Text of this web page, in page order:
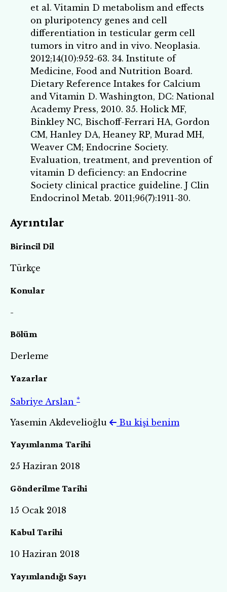
et al. Vitamin D metabolism and effects
on pluripotency genes and cell
differentiation in testicular germ cell
tumors in vitro and in vivo. Neoplasia.
2012;14(10):952-63. 34. Institute of
Medicine, Food and Nutrition Board.
Dietary Reference Intakes for Calcium
and Vitamin D. Washington, DC: National
Academy Press, 2010. 35. Holick MF,
Binkley NC, Bischoff-Ferrari HA, Gordon
CM, Hanley DA, Heaney RP, Murad MH,
Weaver CM; Endocrine Society.
Evaluation, treatment, and prevention of
vitamin D deficiency: an Endocrine
Society clinical practice guideline. J Clin
Endocrinol Metab. 2011;96(7):1911-30.
Ayrıntılar
Birincil Dil
Türkçe
Konular
-
Bölüm
Derleme
Yazarlar
Sabriye Arslan *
Yasemin Akdevelioğlu Bu kişi benim
Yayımlanma Tarihi
25 Haziran 2018
Gönderilme Tarihi
15 Ocak 2018
Kabul Tarihi
10 Haziran 2018
Yayımlandığı Sayı